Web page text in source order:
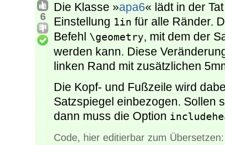
6
Die Klasse »apa6« lädt in der
Einstellung 1in für alle Ränder.
Befehl \geometry, mit dem der
werden kann. Diese
linken Rand mit zusätzlichen
Die Kopf- und Fußzeile wird
Satzspiegel einbezogen. Sollen
dann muss die Option
Code, hier editierbar zum Übersetzen: